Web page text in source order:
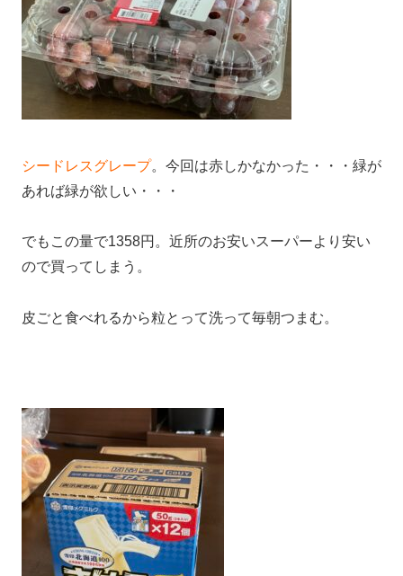
シードレスグレープ。今回は赤しかなかった・・・緑が
あれば緑が欲しい・・・
でもこの量で1358円。近所のお安いスーパーより安い
ので買ってしまう。
皮ごと食べれるから粒とって洗って毎朝つまむ。